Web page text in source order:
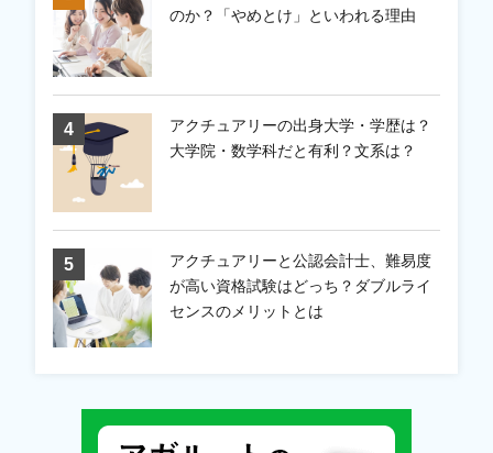
のか？「やめとけ」といわれる理由
アクチュアリーの出身大学・学歴は？
大学院・数学科だと有利？文系は？
アクチュアリーと公認会計士、難易度
が高い資格試験はどっち？ダブルライ
センスのメリットとは